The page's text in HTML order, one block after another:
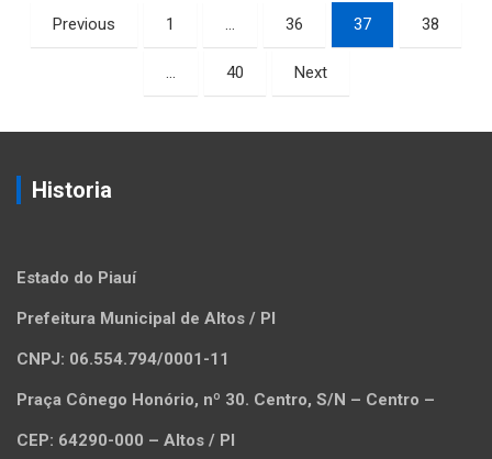
Paginação
de
Previous 1 … 36 37 38
… 40 Next
Historia
Estado do Piauí
Prefeitura Municipal de Altos / PI
CNPJ: 06.554.794/0001-11
Praça Cônego Honório, nº 30. Centro, S/N – Centro –
CEP: 64290-000 – Altos / PI